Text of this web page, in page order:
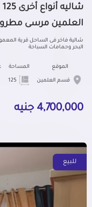
العلمين مرسى
البحر وحمامات السباحة
الموقع
قسم العلمين
المساحة
4,700,000 جنيه
للبيع